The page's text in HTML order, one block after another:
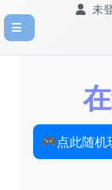
未
🎮 点此随机